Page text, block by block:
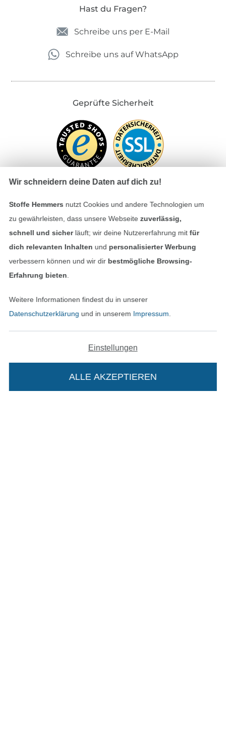
In deinen Warenkorb
Hast du Fragen?
Schreibe uns per E-Mail
Schreibe uns auf WhatsApp
Geprüfte Sicherheit
Bezahlen mit
In den deutschen Shop wechseln (aktuell
Wir schneidern deine Daten auf dich zu!
Stoffe Hemmers nutzt Cookies und andere Technologien um
zu gewährleisten, dass unsere Webseite zuverlässig,
schnell und sicherläuft; wir deine Nutzererfahrung mitfür
dich relevanten Inhalten und personalisierter Werbung
verbessern können und wir dir bestmögliche Browsing-
Erfahrung bieten
Weitere Informationen findest du in unserer
Datenschutzerklärung und in unserem Impressum
Einstellungen
ALLE AKZEPTIEREN